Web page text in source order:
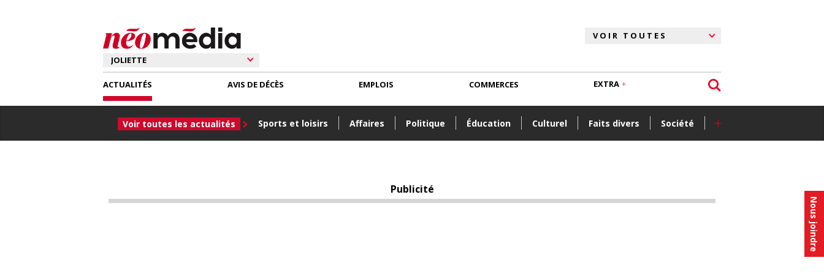
Nous joindre
ACTUALITÉS
Voir toutes les actualités Sports et loisirs Affaires Politique Éducation Culturel Faits divers Société +
AVIS DE DÉCÈS EMPLOIS COMMERCES EXTRA
Publicité